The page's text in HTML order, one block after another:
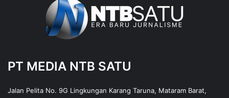
PT MEDIA NTB SATU
Jalan Pelita No. 9G Lingkungan Karang Taruna, Mataram Barat,